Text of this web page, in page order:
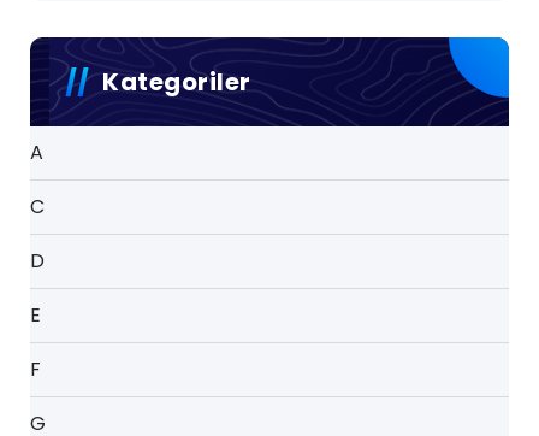
Kategoriler
A
C
D
E
F
G